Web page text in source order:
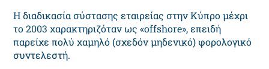
Η διαδικασία σύστασης εταιρείας στην Κύπρο μέχρι
το 2003 χαρακτηριζόταν ως «offshore», επειδή
παρείχε πολύ χαμηλό (σχεδόν μηδενικό) φορολογικό
συντελεστή.